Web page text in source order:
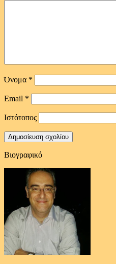
Όνομα *
Email *
Ιστότοπος
Βιογραφικό